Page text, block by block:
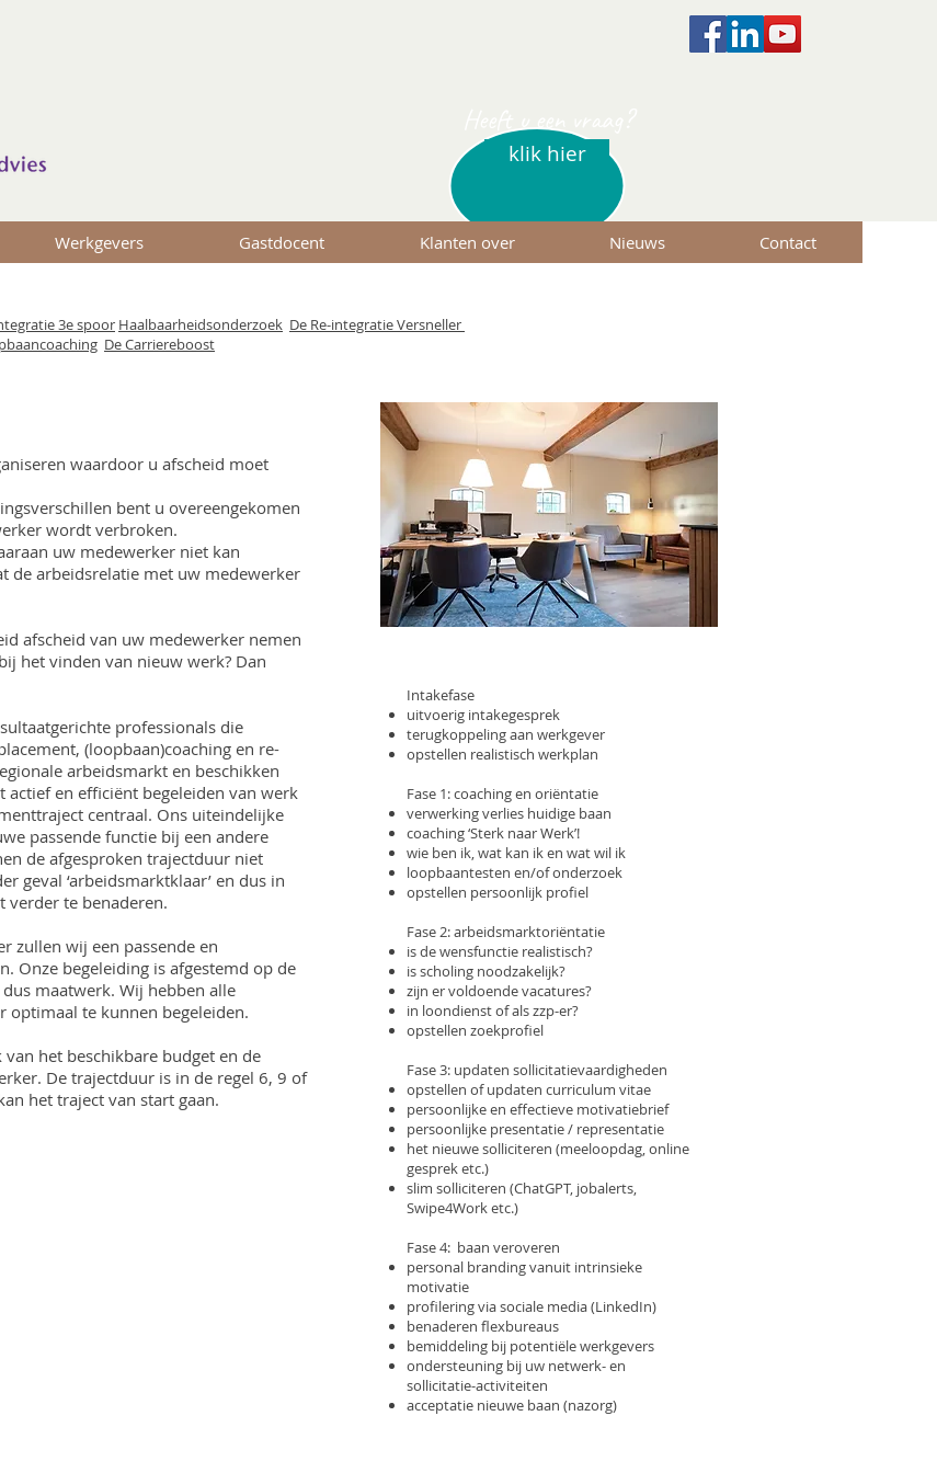
klik hier
Werkgevers Gastdocent Klanten over Nieuws Contact
3e spoor Haalbaarheidsonderzoek De Re-integratie Versneller
De Carriereboost
waardoor u afscheid moet
bent u overeengekomen
wordt verbroken.
uw medewerker niet kan
de arbeidsrelatie met uw medewerker
afscheid van uw medewerker nemen
het vinden van nieuw werk? Dan
professionals die
(loopbaan)coaching en re-
arbeidsmarkt en beschikken
en efficiënt begeleiden van werk
centraal. Ons uiteindelijke
passende functie bij een andere
de afgesproken trajectduur niet
geval ‘arbeidsmarktklaar’ en dus in
verder te benaderen.
zullen wij een passende en
Onze begeleiding is afgestemd op de
maatwerk. Wij hebben alle
optimaal te kunnen begeleiden.
het beschikbare budget en de
De trajectduur is in de regel 6, 9 of
het traject van start gaan.
Intakefase
uitvoerig intakegesprek
terugkoppeling aan werkgever
opstellen realistisch werkplan
Fase 1: coaching en oriëntatie
verwerking verlies huidige baan
coaching ‘Sterk naar Werk’!
wie ben ik, wat kan ik en wat wil ik
loopbaantesten en/of onderzoek
opstellen persoonlijk profiel
Fase 2: arbeidsmarktoriëntatie
is de wensfunctie realistisch?
is scholing noodzakelijk?
zijn er voldoende vacatures?
in loondienst of als zzp-er?
opstellen zoekprofiel
Fase 3: updaten sollicitatievaardigheden
opstellen of updaten curriculum vitae
persoonlijke en effectieve motivatiebrief
persoonlijke presentatie / representatie
het nieuwe solliciteren (meeloopdag, online
gesprek etc.)
slim solliciteren (ChatGPT, jobalerts,
Swipe4Work etc.)
Fase 4: baan veroveren
personal branding vanuit intrinsieke
motivatie
profilering via sociale media (LinkedIn)
benaderen flexbureaus
bemiddeling bij potentiële werkgevers
ondersteuning bij uw netwerk- en
sollicitatie-activiteiten
acceptatie nieuwe baan (nazorg)